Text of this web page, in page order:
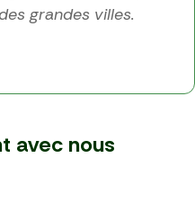
grandes villes.
avec nous